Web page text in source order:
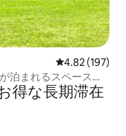
レビュー197
4.82 (197)
泊まれるスペースが
得⁠な長⁠期⁠滞⁠在